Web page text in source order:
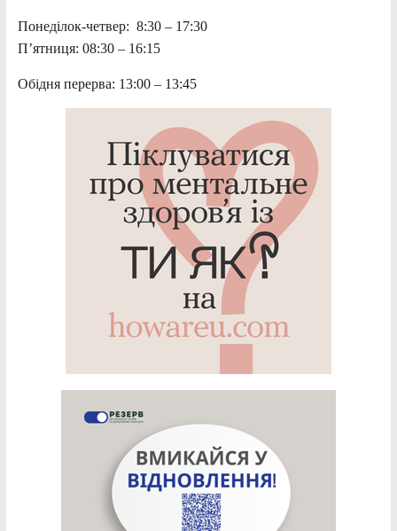
Понеділок-четвер: 8:30 – 17:30
П’ятниця: 08:30 – 16:15
Обідня перерва: 13:00 – 13:45